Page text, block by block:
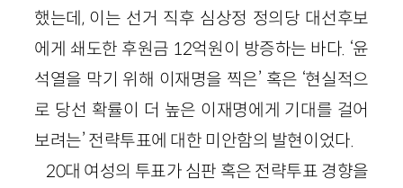
했는데, 이는 선거 직후 심상정 정의당 대선후보
에게 쇄도한 후원금 12억원이 방증하는 바다. ‘윤
석열을 막기 위해 이재명을 찍은’ 혹은 ‘현실적으
로 당선 확률이 더 높은 이재명에게 기대를 걸어
보려는’ 전략투표에 대한 미안함의 발현이었다.
20대 여성의 투표가 심판 혹은 전략투표 경향을